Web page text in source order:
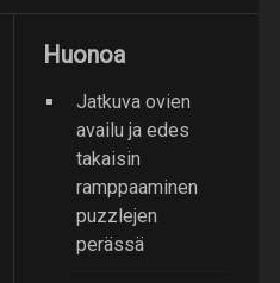
Huonoa
Jatkuva ovien
availu ja edes
takaisin
ramppaaminen
puzzlejen
perässä